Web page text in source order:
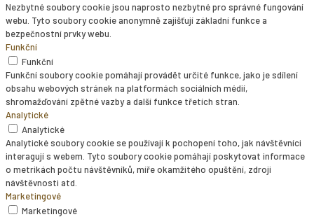
Nezbytné soubory cookie jsou naprosto nezbytné pro správné fungování
webu. Tyto soubory cookie anonymně zajišťují základní funkce a
bezpečnostní prvky webu.
Funkční
Funkční
Funkční soubory cookie pomáhají provádět určité funkce, jako je sdílení
obsahu webových stránek na platformách sociálních médií,
shromažďování zpětné vazby a další funkce třetích stran.
Analytické
Analytické
Analytické soubory cookie se používají k pochopení toho, jak návštěvníci
interagují s webem. Tyto soubory cookie pomáhají poskytovat informace
o metrikách počtu návštěvníků, míře okamžitého opuštění, zdroji
návštěvnosti atd.
Marketingové
Marketingové